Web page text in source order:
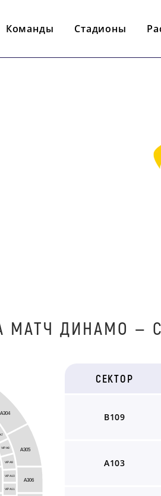
Команды Стадионы
МАТЧ ДИНАМО —
A304
A305
A306
VIP A8
VIP A9
VIP A10
VIP A11
СЕКТОР
B109
A103